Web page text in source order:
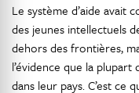
Le système d’aide
des jeunes intellectuels
dehors des frontières,
l’évidence que la
dans leur pays. C’est ce